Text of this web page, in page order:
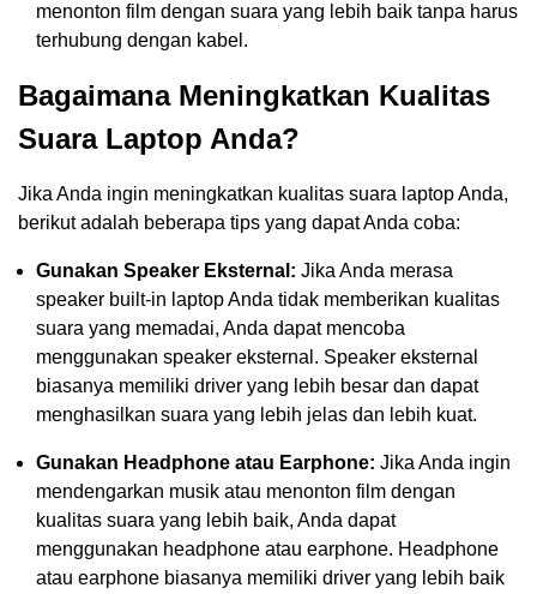
menonton film dengan suara yang lebih baik tanpa harus
terhubung dengan kabel.
Bagaimana Meningkatkan Kualitas
Suara Laptop Anda?
Jika Anda ingin meningkatkan kualitas suara laptop Anda,
berikut adalah beberapa tips yang dapat Anda coba:
Gunakan Speaker Eksternal: Jika Anda merasa
speaker built-in laptop Anda tidak memberikan kualitas
suara yang memadai, Anda dapat mencoba
menggunakan speaker eksternal. Speaker eksternal
biasanya memiliki driver yang lebih besar dan dapat
menghasilkan suara yang lebih jelas dan lebih kuat.
Gunakan Headphone atau Earphone: Jika Anda ingin
mendengarkan musik atau menonton film dengan
kualitas suara yang lebih baik, Anda dapat
menggunakan headphone atau earphone. Headphone
atau earphone biasanya memiliki driver yang lebih baik